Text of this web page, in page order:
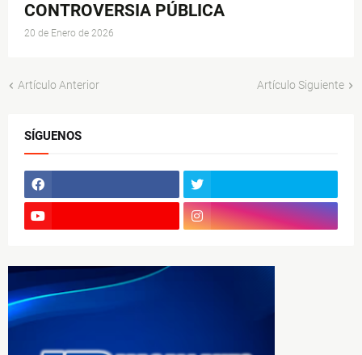
CONTROVERSIA PÚBLICA
20 de Enero de 2026
Artículo Anterior Artículo Siguiente
SÍGUENOS